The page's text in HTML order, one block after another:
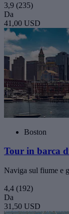
3,9 (235)
Da
41,00 USD
Boston
Tour in barca
Naviga sul fiume e
4,4 (192)
Da
31,50 USD